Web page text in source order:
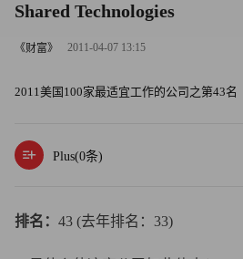
Shared Technologies
《财富》 2011-04-07 13:15
2011美国100家最适宜工作的公司之第43名
Plus(0条)
排名： 43 (去年排名：33)